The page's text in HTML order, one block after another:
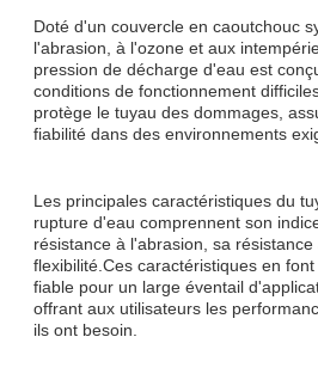
Doté d'un couvercle en caoutchouc
l'abrasion, à l'ozone et aux
pression de décharge d'eau est
conditions de fonctionnement
protège le tuyau des dommages,
fiabilité dans des environnements
Les principales caractéristiques du
rupture d'eau comprennent son
résistance à l'abrasion, sa
flexibilité.Ces caractéristiques en
fiable pour un large éventail
offrant aux utilisateurs les
ils ont besoin.